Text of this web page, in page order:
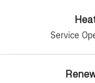
Service